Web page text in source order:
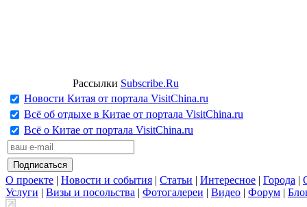
Рассылки Subscribe.Ru
Новости Китая от портала VisitChina.ru
Всё об отдыхе в Китае от портала VisitChina.ru
Всё о Китае от портала VisitChina.ru
О проекте | Новости и события | Статьи | Интересное | Города |
Услуги | Визы и посольства | Фотогалереи | Видео | Форум |